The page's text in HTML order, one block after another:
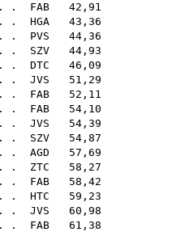
. FAB 42,91
. HGA 43,36
. PVS 44,36
. SZV 44,93
. . DTC 46,09
. JVS 51,29
. FAB 52,11
. FAB 54,10
. JVS 54,39
. . SZV 54,87
. AGD 57,69
. ZTC 58,27
. FAB 58,42
. . HTC 59,23
. JVS 60,98
. . FAB 61,38